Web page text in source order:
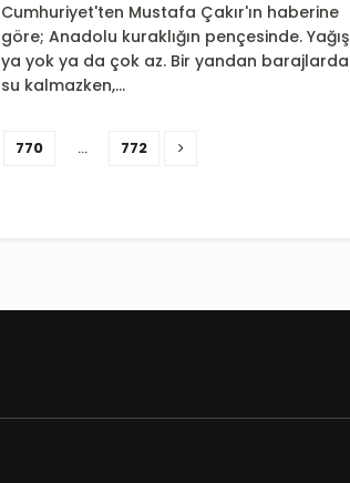
Cumhuriyet'ten Mustafa Çakır'ın haberine
göre; Anadolu kuraklığın pençesinde. Yağış
ya yok ya da çok az. Bir yandan barajlarda
su kalmazken,...
770 … 772